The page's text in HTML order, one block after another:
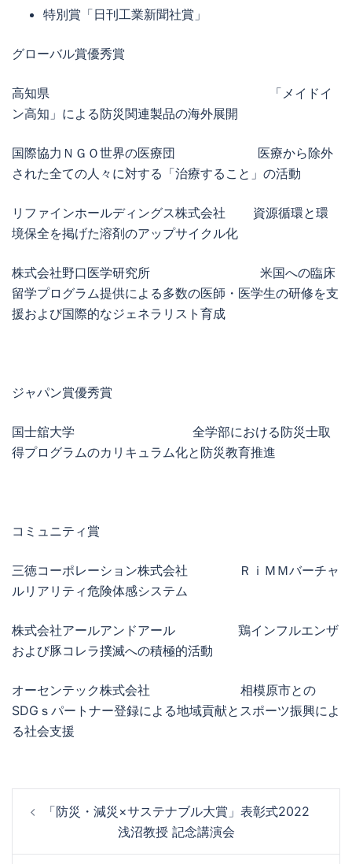
特別賞「日刊工業新聞社賞」
グローバル賞優秀賞
高知県 「メイドイ
ン高知」による防災関連製品の海外展開
国際協力ＮＧＯ世界の医療団 医療から除外
された全ての人々に対する「治療すること」の活動
リファインホールディングス株式会社 資源循環と環
境保全を掲げた溶剤のアップサイクル化
株式会社野口医学研究所 米国への臨床
留学プログラム提供による多数の医師・医学生の研修を支
援および国際的なジェネラリスト育成
ジャパン賞優秀賞
国士舘大学 全学部における防災士取
得プログラムのカリキュラム化と防災教育推進
コミュニティ賞
三徳コーポレーション株式会社 ＲｉＭＭバーチャ
ルリアリティ危険体感システム
株式会社アールアンドアール 鶏インフルエンザ
および豚コレラ撲滅への積極的活動
オーセンテック株式会社 相模原市との
SDGｓパートナー登録による地域貢献とスポーツ振興によ
る社会支援
「防災・減災×サステナブル大賞」表彰式2022
浅沼教授 記念講演会